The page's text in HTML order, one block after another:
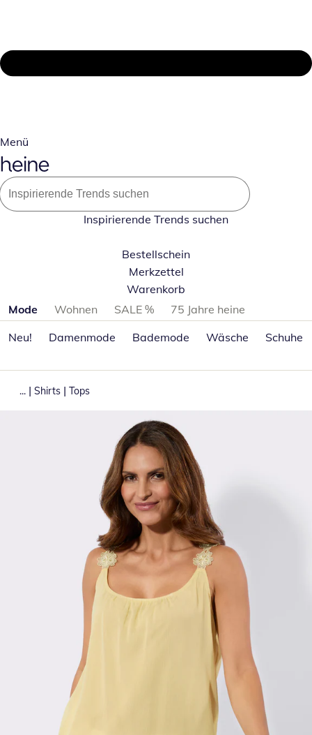
Menü
Inspirierende Trends suchen
Bestellschein
Merkzettel
Warenkorb
Produktkategorien überspringen
Mode Wohnen SALE %
75 Jahre heine
Neu!
Damenmode Bademode Wäsche Schuhe
... | Shirts | Tops